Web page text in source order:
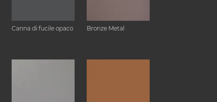
Canna di fucile opaco Bronze Metal